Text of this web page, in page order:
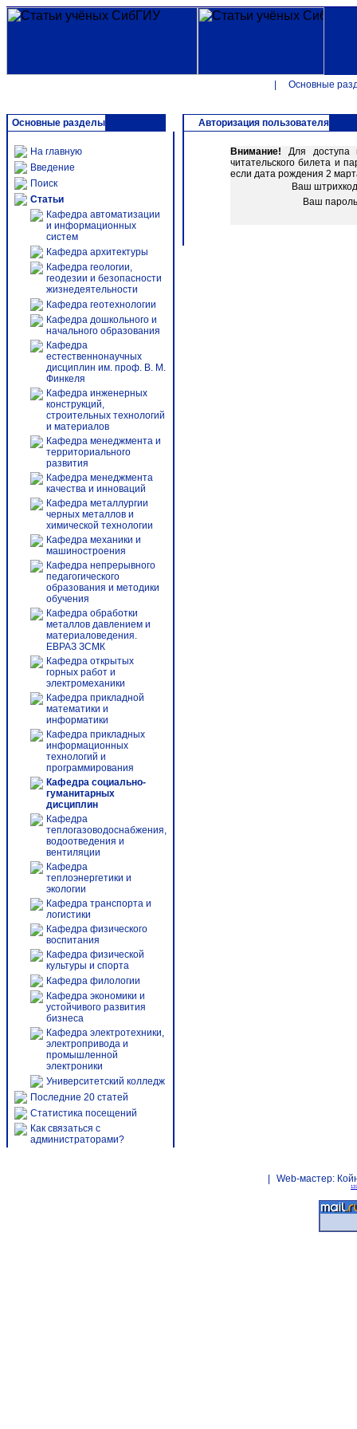
Основные
Основные разделы
На главную
Введение
Поиск
Статьи
Кафедра автоматизации
и информационных
систем
Кафедра архитектуры
Кафедра геологии,
геодезии и безопасности
жизнедеятельности
Кафедра геотехнологии
Кафедра дошкольного и
начального образования
Кафедра
естественнонаучных
дисциплин им. проф. В. М.
Финкеля
Кафедра инженерных
конструкций,
строительных технологий
и материалов
Кафедра менеджмента и
территориального
развития
Кафедра менеджмента
качества и инноваций
Кафедра металлургии
черных металлов и
химической технологии
Кафедра механики и
машиностроения
Кафедра непрерывного
педагогического
образования и методики
обучения
Кафедра обработки
металлов давлением и
материаловедения.
ЕВРАЗ ЗСМК
Кафедра открытых
горных работ и
электромеханики
Кафедра прикладной
математики и
информатики
Кафедра прикладных
информационных
технологий и
программирования
Кафедра социально-
гуманитарных
дисциплин
Кафедра
теплогазоводоснабжения,
водоотведения и
вентиляции
Кафедра
теплоэнергетики и
экологии
Кафедра транспорта и
логистики
Кафедра физического
воспитания
Кафедра физической
культуры и спорта
Кафедра филологии
Кафедра экономики и
устойчивого развития
бизнеса
Кафедра электротехники,
электропривода и
промышленной
электроники
Университетский колледж
Последние 20 статей
Статистика посещений
Как связаться с
администраторами?
Авторизация пользователя
Внимание! Для доступа
читательского билета и
если дата рождения 2
Ваш
Ваш
Web-мастер: